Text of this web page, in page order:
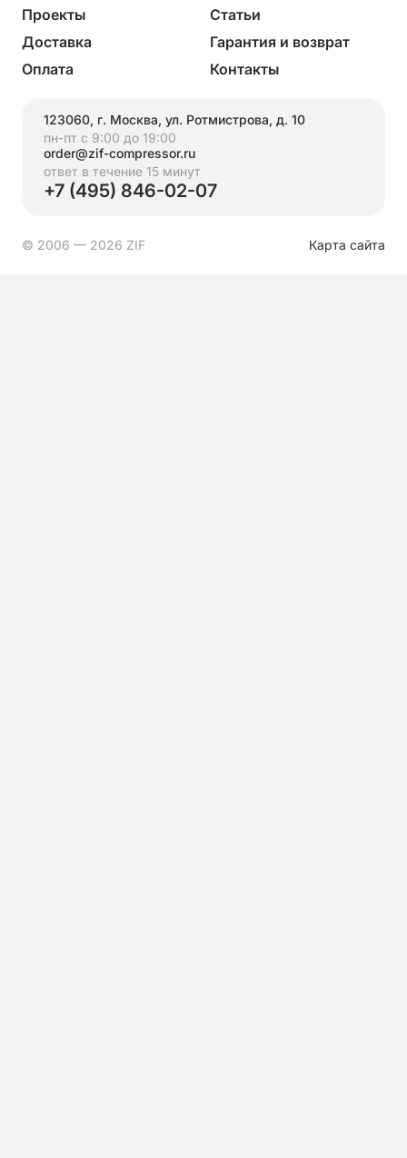
Проекты
Статьи
Доставка
Гарантия и возврат
Оплата
Контакты
123060, г. Москва, ул. Ротмистрова, д. 10
пн-пт с 9:00 до 19:00
order@zif-compressor.ru
ответ в течение 15 минут
+7 (495) 846-02-07
© 2006 — 2026 ZIF Карта сайта